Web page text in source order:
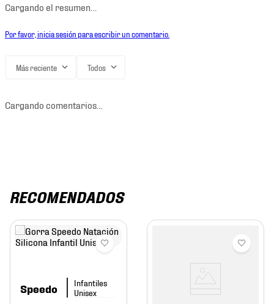
Cargando el resumen…
Por favor, inicia sesión para escribir un comentario.
Más reciente Todos
Cargando comentarios…
RECOMENDADOS
Speedo